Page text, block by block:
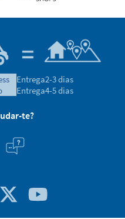
Entrega2-3 dias
Entrega4-5 dias
te?